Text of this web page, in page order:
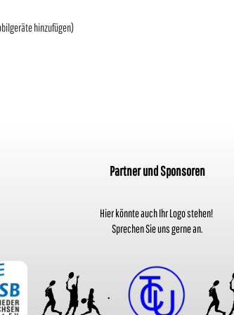
hinzufügen)
Partner und Sponsoren
Hier könnte auch Ihr Logo stehen!
Sprechen Sie uns gerne an.